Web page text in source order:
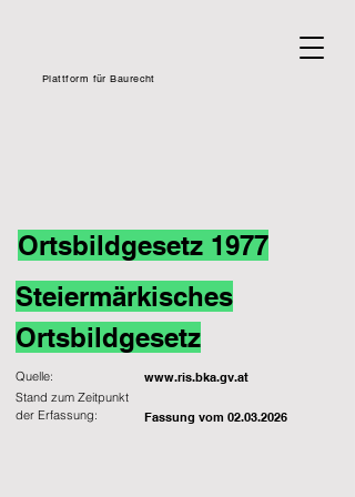
Plattform für Baurecht
Ortsbildgesetz 1977
Steiermärkisches
Ortsbildgesetz
Quelle: www.ris.bka.gv.at
Fassung vom 02.03.2026
Stand zum Zeitpunkt
der Erfassung: